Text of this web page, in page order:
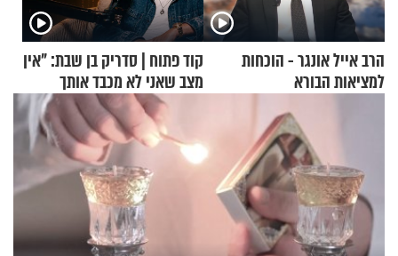
הרב אייל אונגר - הוכחות
למציאות הבורא
קוד פתוח | סדריק בן שבת: "אין
מצב שאני לא מכבד אותך
בבוקר בהנחת תפילין"